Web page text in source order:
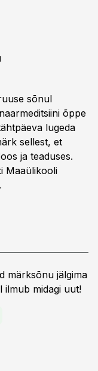
sõnul
õppe
lugeda
sellest, et
ja teaduses.
Maaülikooli
märksõnu jälgima
ilmub midagi uut!